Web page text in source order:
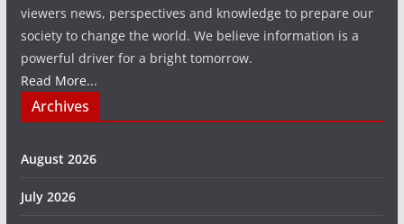
viewers news, perspectives and knowledge to prepare our
society to change the world. We believe information is a
powerful driver for a bright tomorrow.
Read More...
Archives
August 2026
July 2026